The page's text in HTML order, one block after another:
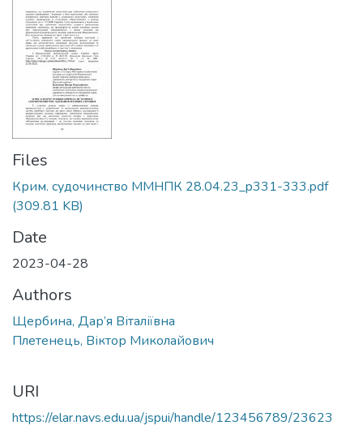
Files
Крим. судочинство ММНПК 28.04.23_p331-333.pdf
(309.81 KB)
Date
2023-04-28
Authors
Щербина, Дар’я Віталіївна
Плетенець, Віктор Миколайович
URI
https://elar.navs.edu.ua/jspui/handle/123456789/23623